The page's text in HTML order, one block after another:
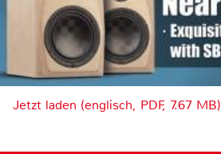
Jetzt laden (englisch, PDF, 7.67 MB)